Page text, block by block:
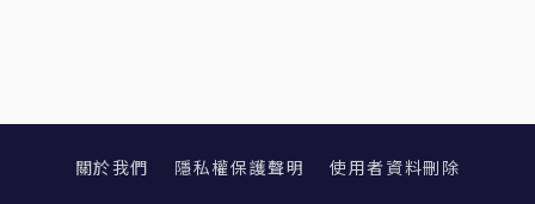
關於我們 隱私權保護聲明 使用者資料刪除